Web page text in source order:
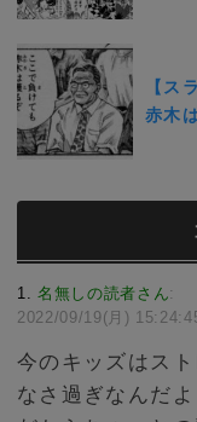
【ス
赤木
1 名無しの読者さん:
2022/09/19(月)
今のキッズはス
なさ過ぎなんだよ